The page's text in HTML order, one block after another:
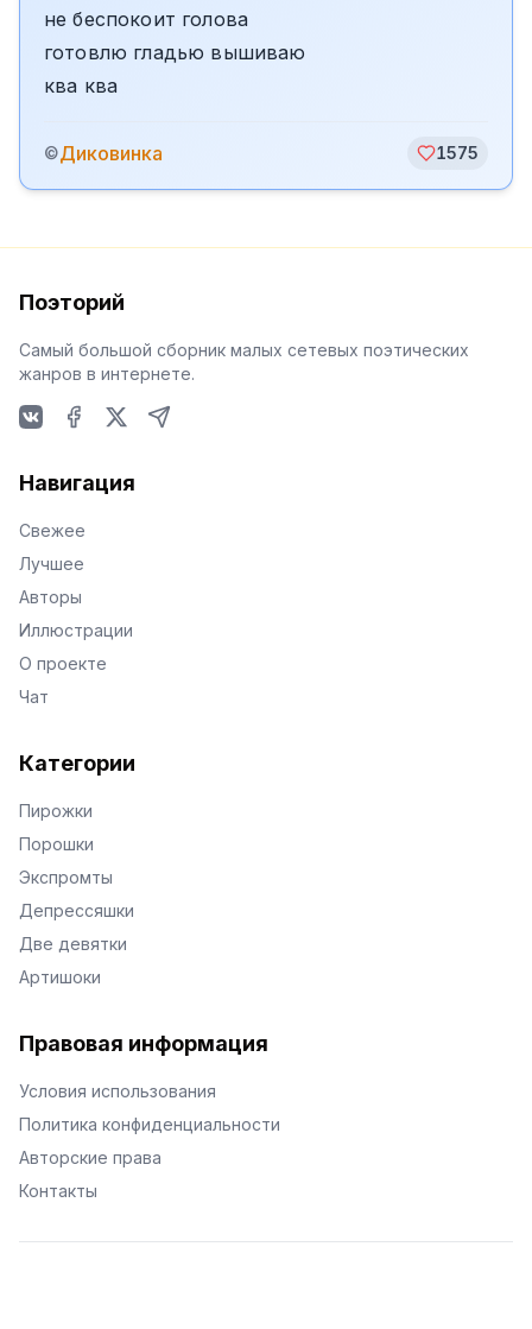
не беспокоит голова
готовлю гладью вышиваю
ква ква
©Диковинка 1575
Поэторий
Самый большой сборник малых сетевых поэтических
жанров в интернете.
Навигация
Свежее
Лучшее
Авторы
Иллюстрации
О проекте
Чат
Категории
Пирожки
Порошки
Экспромты
Депрессяшки
Две девятки
Артишоки
Правовая информация
Условия использования
Политика конфиденциальности
Авторские права
Контакты